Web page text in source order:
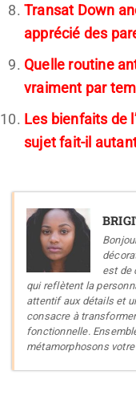
Transat Down
apprécié des
Quelle routine
vraiment par
Les bienfaits de
sujet fait-il
est de
qui reflètent la
attentif aux détails et
consacre à
fonctionnelle.
métamorphosons